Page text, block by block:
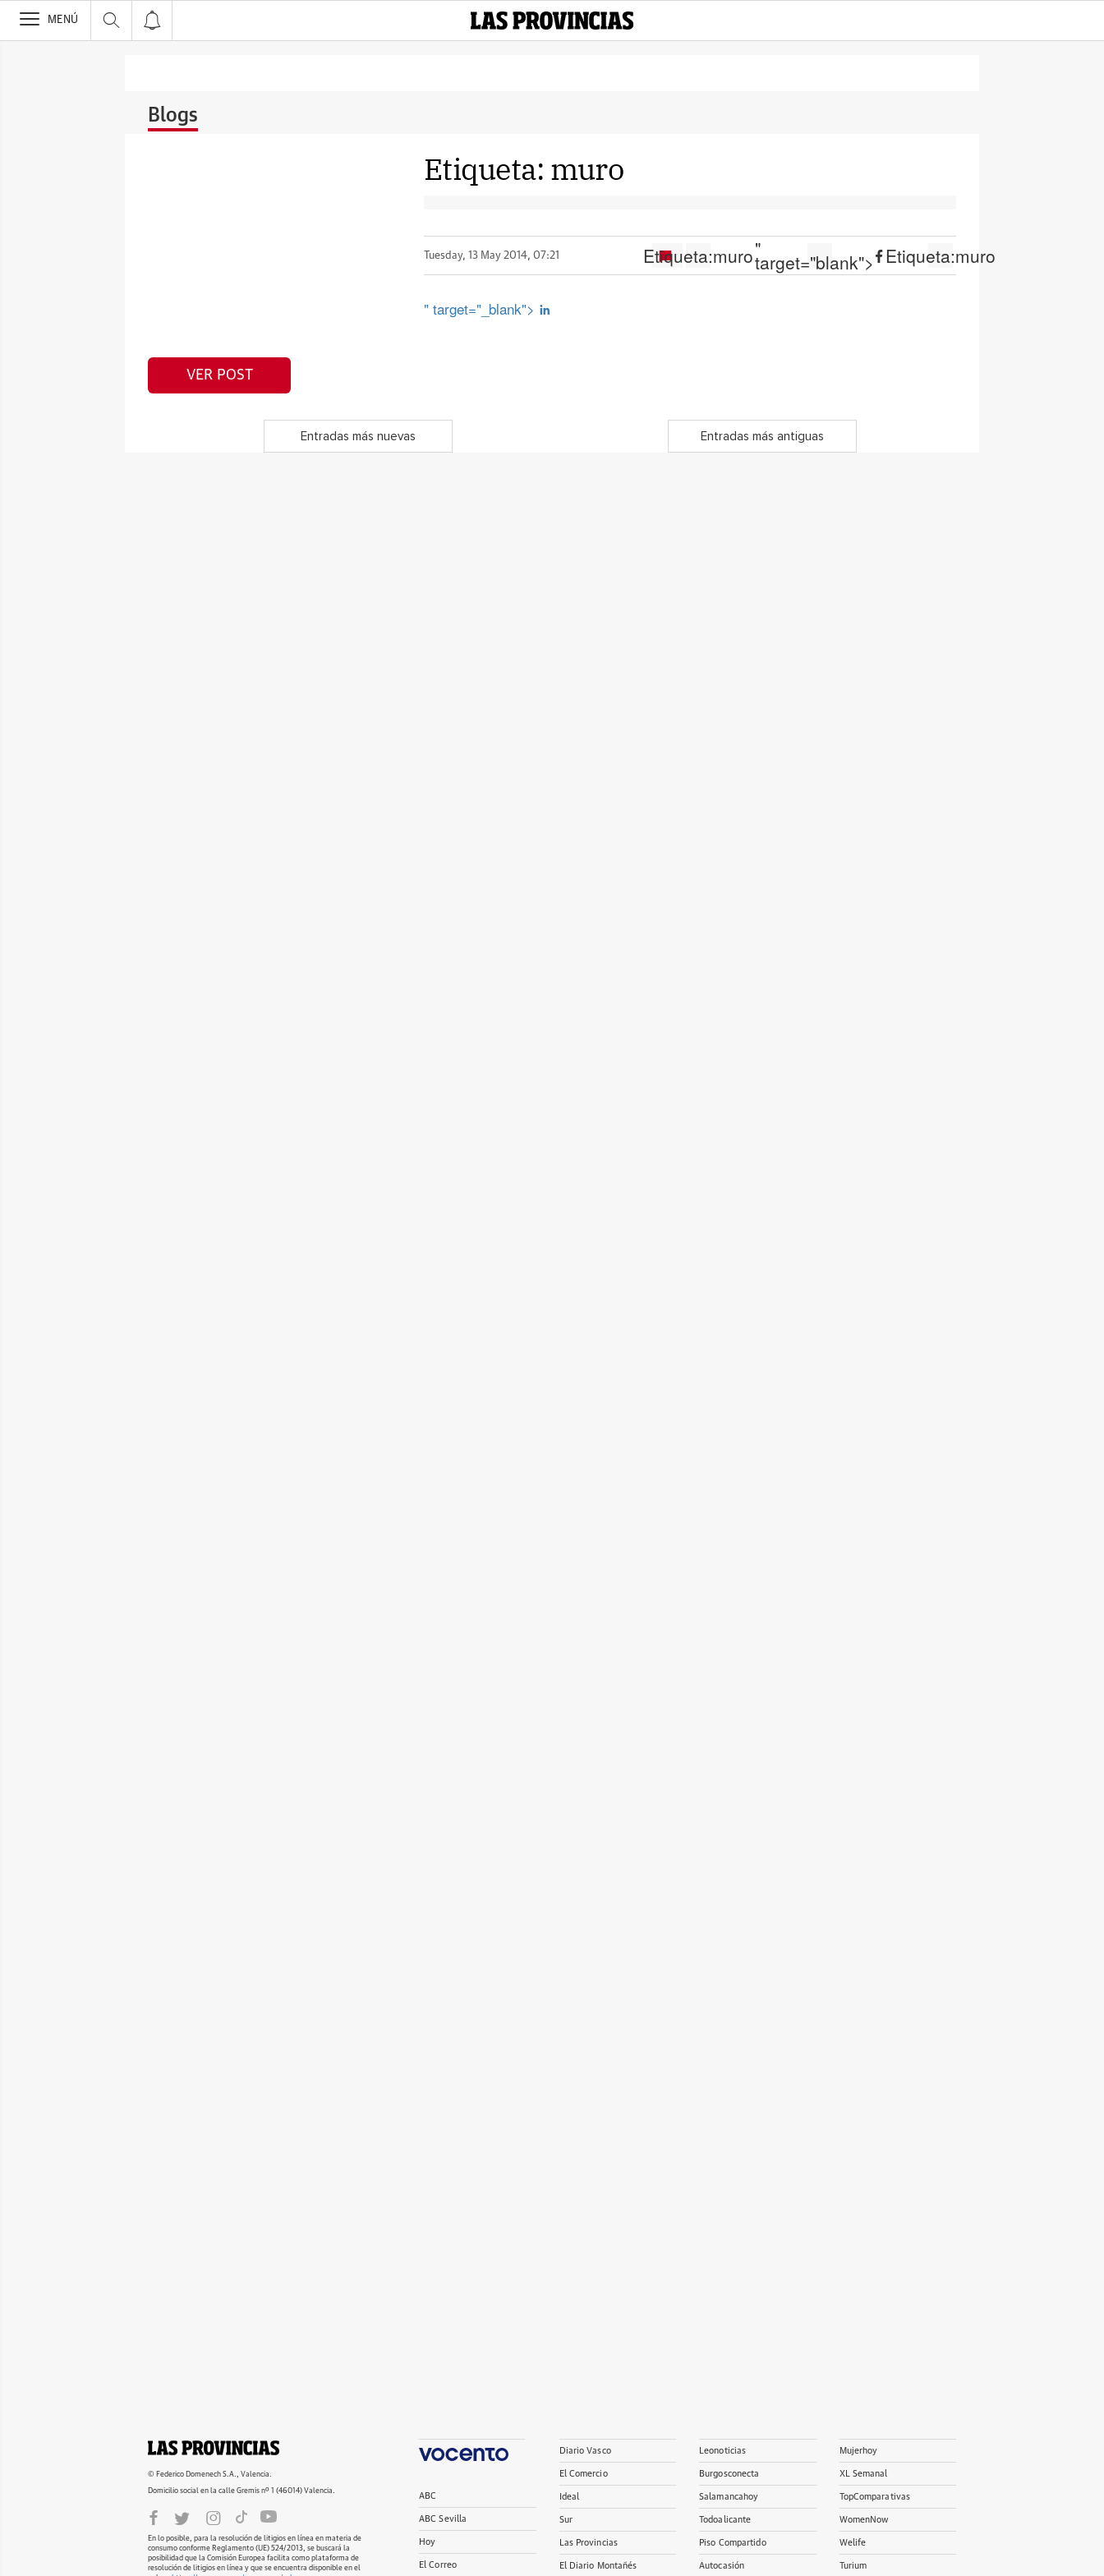
>
MENÚ
Blogs
Etiqueta: muro
Tuesday, 13 May 2014, 07:21 Etiqueta:muro"
target="blank"> Etiqueta:muro
" target="_blank">
VER POST
Entradas más nuevas Entradas más antiguas
© Federico Domenech S.A., Valencia.
Domicilio social en la calle Gremis nº 1 (46014) Valencia.
En lo posible, para la resolución de litigios en línea en materia de
consumo conforme Reglamento (UE) 524/2013, se buscará la
posibilidad que la Comisión Europea facilita como plataforma de
resolución de litigios en línea y que se encuentra disponible en el
ABC
ABC Sevilla
Hoy
El Correo
Diario Vasco
El Comercio
Ideal
Sur
Las Provincias
El Diario Montañés
Leonoticias
Burgosconecta
Salamancahoy
Todoalicante
Piso Compartido
Autocasión
Mujerhoy
XL Semanal
TopComparativas
WomenNow
Welife
Turium